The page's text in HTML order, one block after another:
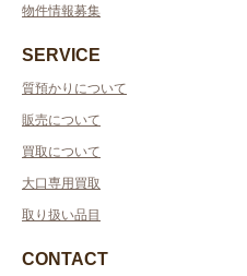
物件情報募集
SERVICE
質預かりについて
販売について
買取について
大口専用買取
取り扱い品目
CONTACT